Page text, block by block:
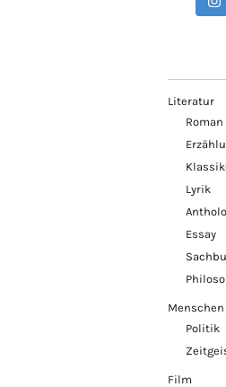
Literatur
Roman
Lyrik
Essay
Menschen
Politik
Film